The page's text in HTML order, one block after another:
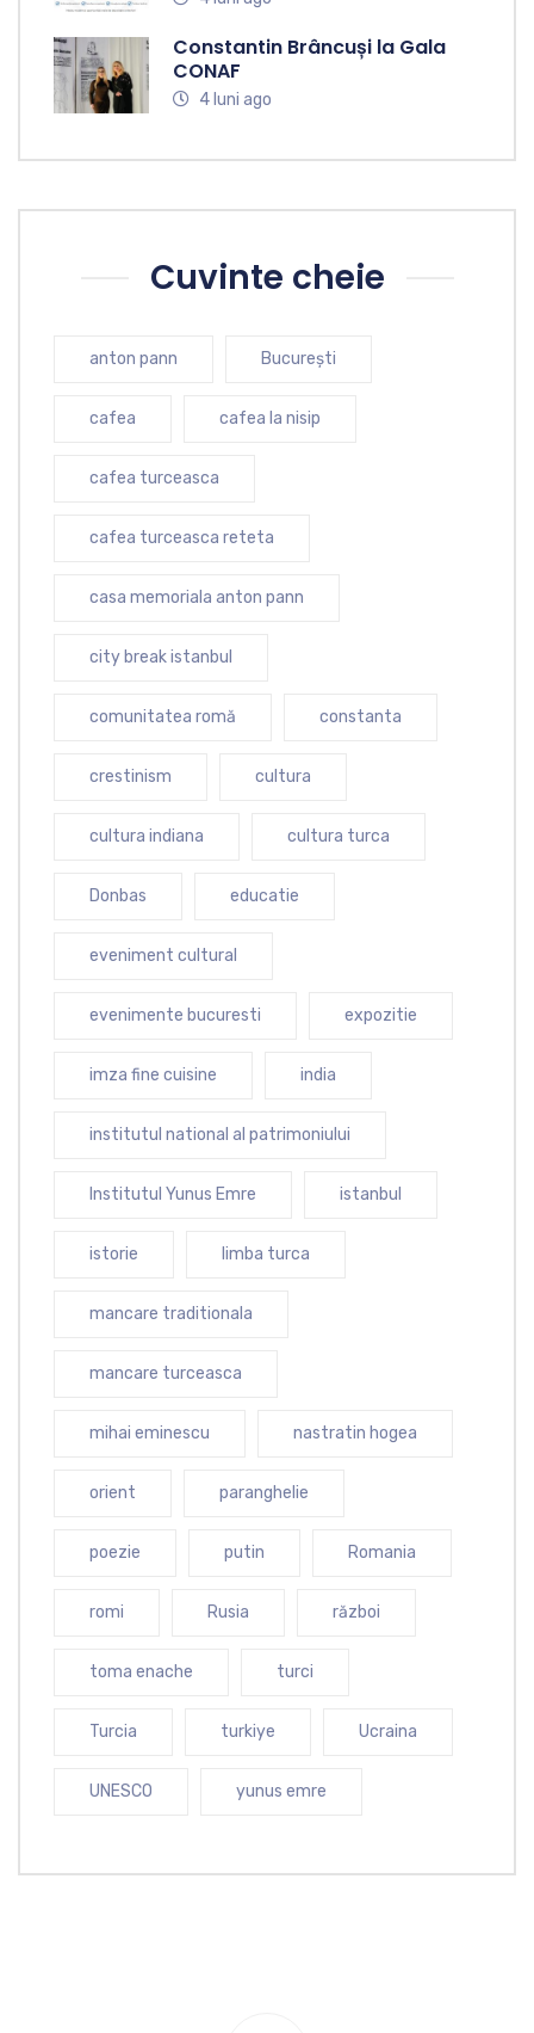
Constantin Brâncuși la Gala
CONAF
4 luni ago
Cuvinte cheie
anton pann București
cafea cafea la nisip
cafea turceasca
cafea turceasca reteta
casa memoriala anton pann
city break istanbul
comunitatea romă constanta
crestinism cultura
cultura indiana cultura turca
Donbas educatie
eveniment cultural
evenimente bucuresti expozitie
imza fine cuisine india
institutul national al patrimoniului
Institutul Yunus Emre istanbul
istorie limba turca
mancare traditionala
mancare turceasca
mihai eminescu nastratin hogea
orient paranghelie
poezie putin Romania
romi Rusia război
toma enache turci
Turcia turkiye Ucraina
UNESCO yunus emre